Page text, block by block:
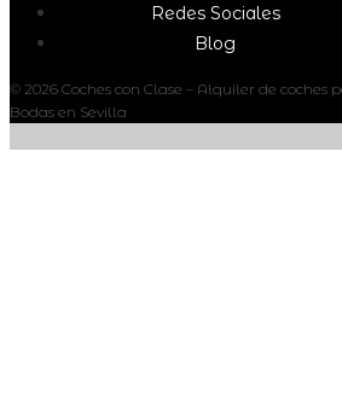
Redes Sociales
Blog
© 2026 Coches con Clase – Alquiler de coches
Bodas en Sevilla